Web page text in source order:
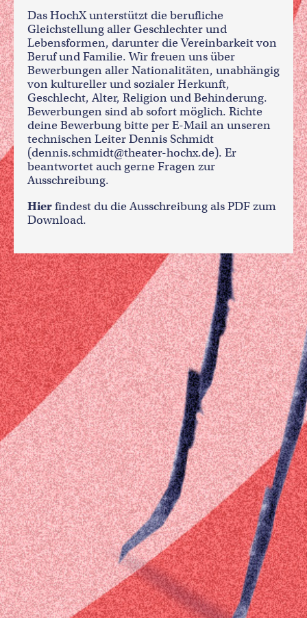
Das HochX unterstützt die berufliche
Gleichstellung aller Geschlechter und
Lebensformen, darunter die Vereinbarkeit von
Beruf und Familie. Wir freuen uns über
Bewerbungen aller Nationalitäten, unabhängig
von kultureller und sozialer Herkunft,
Geschlecht, Alter, Religion und Behinderung.
Bewerbungen sind ab sofort möglich. Richte
deine Bewerbung bitte per E-Mail an unseren
technischen Leiter Dennis Schmidt
(dennis.schmidt@theater-hochx.de). Er
beantwortet auch gerne Fragen zur
Ausschreibung.
Hierfindest du die Ausschreibung als PDF zum
Download.